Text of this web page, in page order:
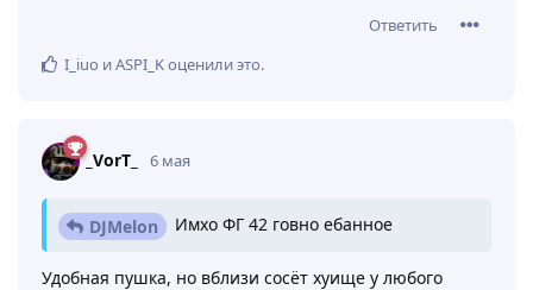
Ответить
I_iuo иASPI_Kоценили это.
_VorT_ 6 мая
DJMelon Имхо ФГ 42 говно ебанное
Удобная пушка, но вблизи сосёт хуище у любого